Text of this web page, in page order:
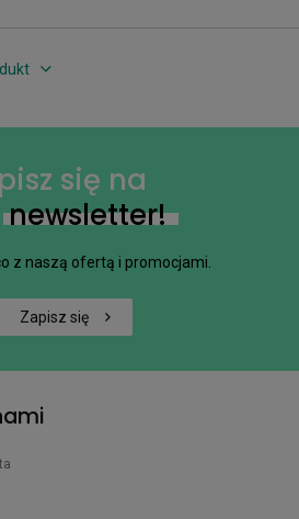
się na
newsletter!
z naszą ofertą i promocjami.
Zapisz się